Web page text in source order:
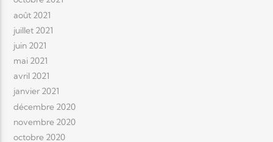
août 2021
juillet 2021
juin 2021
mai 2021
avril 2021
janvier 2021
décembre 2020
novembre 2020
octobre 2020